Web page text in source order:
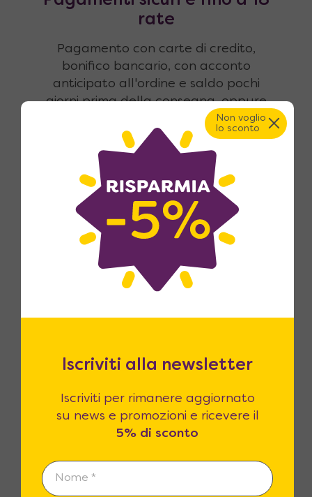
rate
Pagamento con carte di credito,
bonifico bancario, con acconto
anticipato all'ordine e saldo pochi
giorni prima della consegna, oppure
con finanziamento fino a 18 rate.
Reso fino a 365 giorni
alle vostre attese.
Clienti Soddisfatti
Non voglio
lo sconto
Iscriviti alla newsletter
Iscriviti per rimanere aggiornato
su news e promozioni e ricevere il
5% di sconto